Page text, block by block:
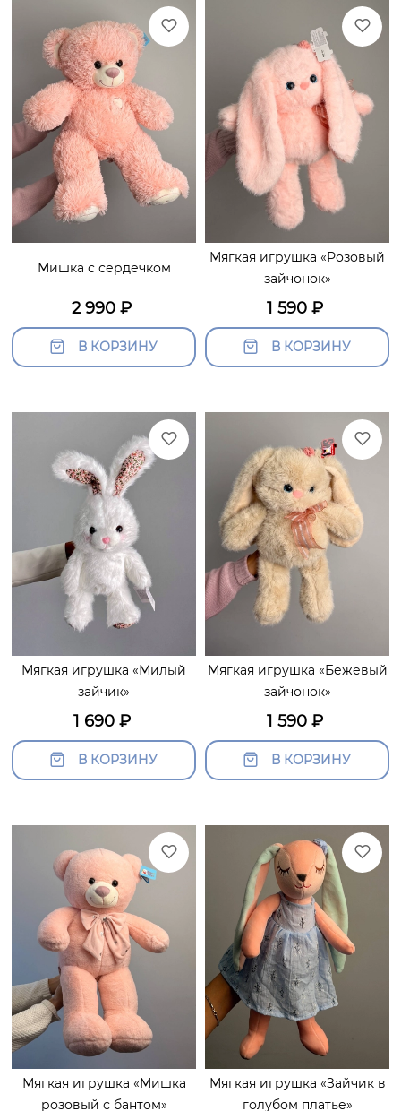
Мишка с сердечком
2 990 ₽
В КОРЗИНУ
Мягкая игрушка «Розовый
зайчонок»
1 590 ₽
В КОРЗИНУ
Мягкая игрушка «Милый
зайчик»
1 690₽
В КОРЗИНУ
Мягкая игрушка «Бежевый
зайчонок»
1 590 ₽
В КОРЗИНУ
Мягкая игрушка «Мишка
розовый с бантом»
Мягкая игрушка «Зайчик в
голубом платье»